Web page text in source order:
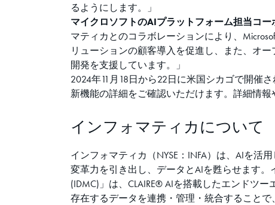
るようにします。」
マイクロソフトのAIプラットフォーム担当コ
マティカとのコラボレーションにより、
リューションの顧客導入を促進し、また、オ
開発を支援しています。」
2024年11月18日から22日に米国シカゴで開催
新機能の詳細をご確認いただけます。詳細情
インフォマティカについて
インフォマティカ（NYSE：INFA）は、AIを
変革力を引き出し、データとAIを甦らせます。
(IDMC)」は、CLAIRE® AIを搭載したエンドツ
存在するデータを連携・管理・統合すること